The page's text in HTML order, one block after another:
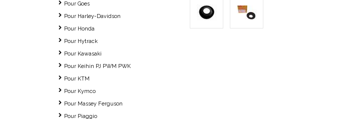
Pour Goes
Pour Harley-Davidson
Pour Honda
Pour Hytrack
Pour Kawasaki
Pour Keihin PJ PWM PWK
Pour KTM
Pour Kymco
Pour Massey Ferguson
Pour Piaggio